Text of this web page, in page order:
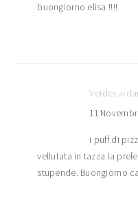
buongiorno elisa !!!!
11
i puff di
vellutata in tazza la
stupende. Buongiorno